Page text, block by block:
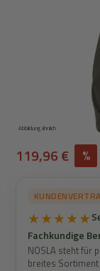
Abbildung ähnlich
Verkaufspreis:
119,96 € %
★★★★★
Fachkundige
NOSLA steht für
breites